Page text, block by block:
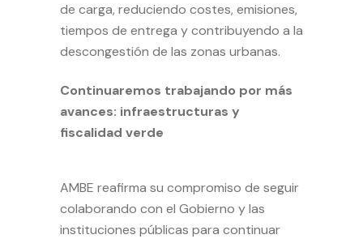
de carga, reduciendo costes, emisiones,
tiempos de entrega y contribuyendo a la
descongestión de las zonas urbanas.
Continuaremos trabajando por más
avances: infraestructuras y
fiscalidad verde
AMBE reafirma su compromiso de seguir
colaborando con el Gobierno y las
instituciones públicas para continuar